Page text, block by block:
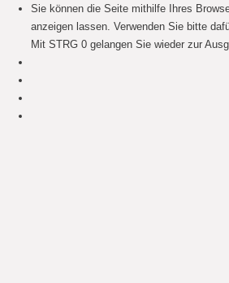
Sie können die Seite mithilfe Ihres
anzeigen lassen. Verwenden Sie bitte
Mit STRG 0 gelangen Sie wieder zur